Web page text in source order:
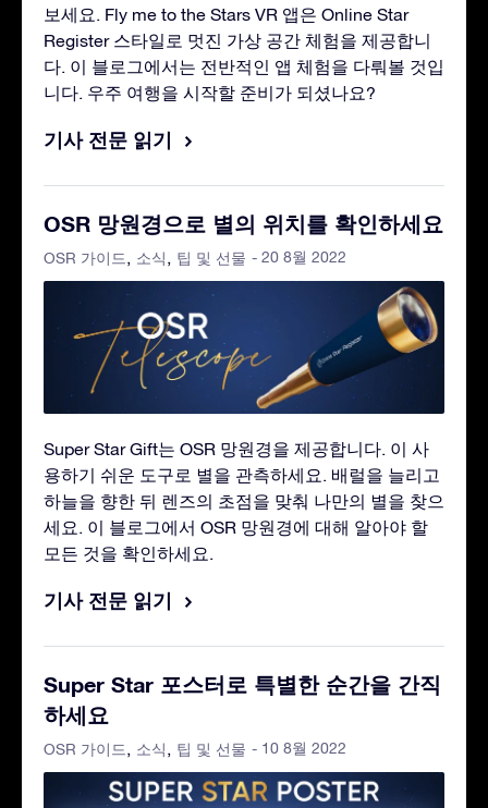
보세요. Fly me to the Stars VR 앱은 Online Star
Register 스타일로 멋진 가상 공간 체험을 제공합니
다. 이 블로그에서는 전반적인 앱 체험을 다뤄볼 것입
니다. 우주 여행을 시작할 준비가 되셨나요?
기사 전문 읽기
OSR 망원경으로 별의 위치를 확인하세요
OSR 가이드 소식 팁 및 선물 - 20 8월 2022
Super Star Gift는 OSR 망원경을 제공합니다. 이 사
용하기 쉬운 도구로 별을 관측하세요. 배럴을 늘리고
하늘을 향한 뒤 렌즈의 초점을 맞춰 나만의 별을 찾으
세요. 이 블로그에서 OSR 망원경에 대해 알아야 할
모든 것을 확인하세요.
기사 전문 읽기
Super Star 포스터로 특별한 순간을 간직
하세요
OSR 가이드 소식 팁 및 선물 - 10 8월 2022